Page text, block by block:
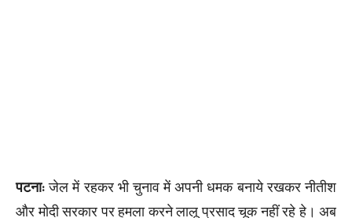
पटना:जेल में रहकर भी चुनाव में अपनी धमक बनाये रखकर नीतीश
और मोदी सरकार पर हमला करने लालू प्रसाद चूक नहीं रहे हे। अब